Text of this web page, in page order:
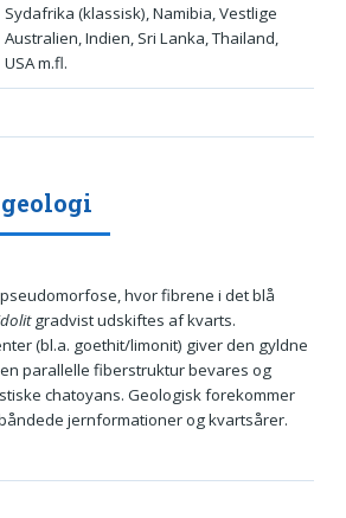
Sydafrika (klassisk), Namibia, Vestlige
Australien, Indien, Sri Lanka, Thailand,
USA m.fl.
hvor fibrene i det blå
gradvist udskiftes af kvarts.
(bl.a. goethit/limonit) giver den gyldne
parallelle fiberstruktur bevares og
chatoyans. Geologisk forekommer
jernformationer og kvartsårer.